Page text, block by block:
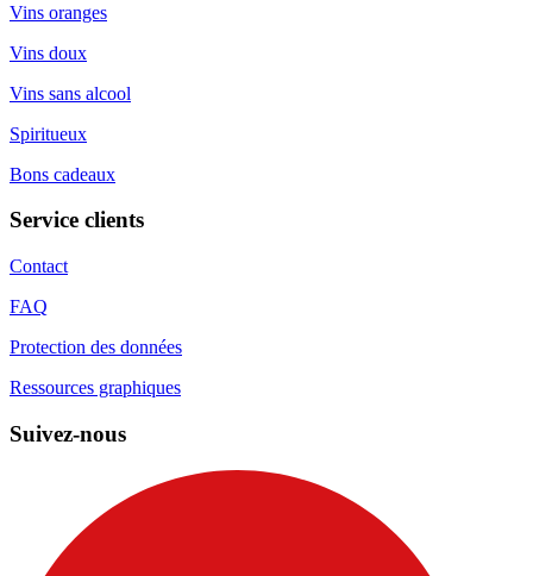
Vins oranges
Vins doux
Vins sans alcool
Spiritueux
Bons cadeaux
Service clients
Contact
FAQ
Protection des données
Ressources graphiques
Suivez-nous